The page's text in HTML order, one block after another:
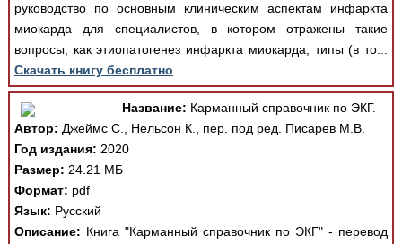
руководство по основным клиническим аспектам инфаркта
миокарда для специалистов, в котором отражены такие
вопросы, как этиопатогенез инфаркта миокарда, типы (в то...
Скачать книгу бесплатно
Название: Карманный справочник по ЭКГ.
Автор: Джеймс С., Нельсон К., пер. под ред. Писарев М.В.
Год издания: 2020
Размер: 24.21 МБ
Формат: pdf
Язык: Русский
Описание: Книга "Карманный справочник по ЭКГ" - перевод